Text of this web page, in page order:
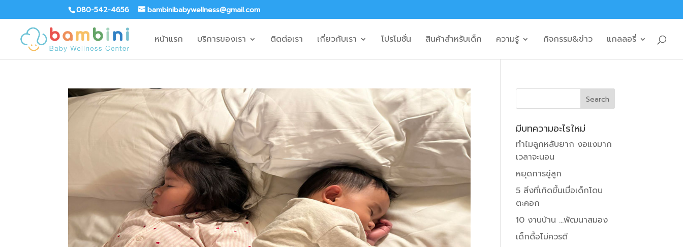
080-542-4656 bambinibabywellness@gmail.com
หน้าแรก บริการของเรา ติดต่อเรา เกี่ยวกับเรา โปรโมชั่น สินค้าสำหรับเด็ก ความรู้ กิจกรรม&ข่าว แกลลอรี่
มีบทความอะไรใหม่
ทำไมลูกหลับยาก งอแงมาก
เวลาจะนอน
หยุดการขู่ลูก
5 สิ่งที่เกิดขึ้นเมื่อเด็กโดน
ตะคอก
10 งานบ้าน …พัฒนาสมอง
เด็กดื้อไม่ควรตี